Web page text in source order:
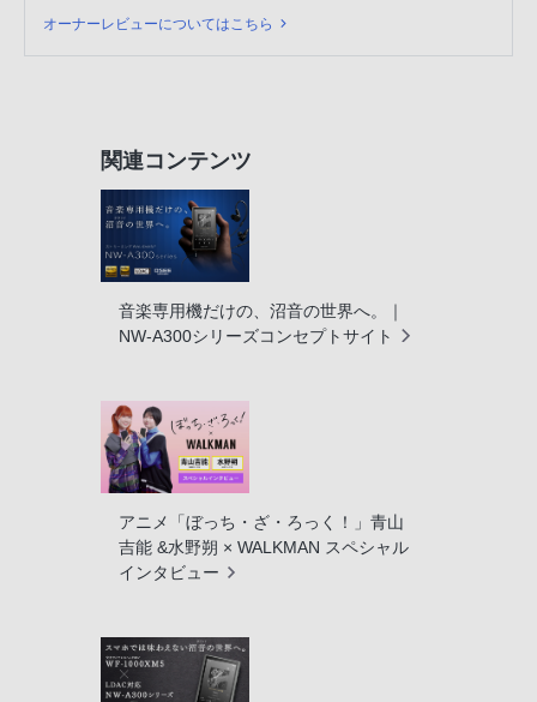
オーナーレビューについてはこちら
関連コンテンツ
音楽専用機だけの、沼音の世界へ。｜
NW-A300シリーズコンセプトサイト
アニメ「ぼっち・ざ・ろっく！」青山
吉能 &水野朔 × WALKMAN スペシャル
インタビュー